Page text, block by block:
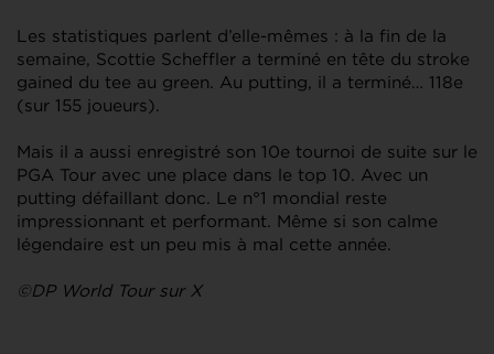
Les statistiques parlent d’elle-mêmes : à la fin de la
semaine, Scottie Scheffler a terminé en tête du stroke
gained du tee au green. Au putting, il a terminé… 118e
(sur 155 joueurs).
Mais il a aussi enregistré son 10e tournoi de suite sur le
PGA Tour avec une place dans le top 10. Avec un
putting défaillant donc. Le n°1 mondial reste
impressionnant et performant. Même si son calme
légendaire est un peu mis à mal cette année.
©DP World Tour sur X